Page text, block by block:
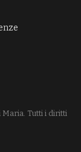
Tutti i diritti